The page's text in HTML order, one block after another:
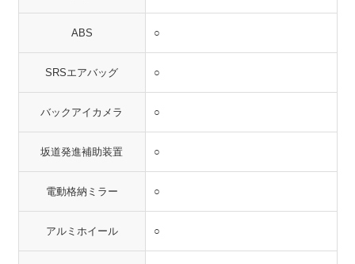
ABS ○
SRSエアバッグ ○
バックアイカメラ ○
坂道発進補助装置 ○
電動格納ミラー ○
アルミホイール ○